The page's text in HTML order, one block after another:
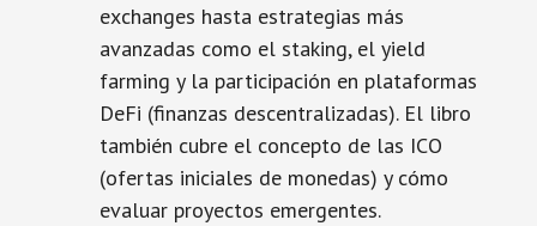
exchanges hasta estrategias más
avanzadas como el staking, el yield
farming y la participación en plataformas
DeFi (finanzas descentralizadas). El libro
también cubre el concepto de las ICO
(ofertas iniciales de monedas) y cómo
evaluar proyectos emergentes.